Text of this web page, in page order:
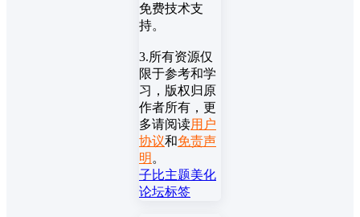
免费技术支
持。
3.所有资源仅
限于参考和学
习，版权归原
作者所有，更
多请阅读用户
协议和免责声
明 。
子比主题美化
论坛标签